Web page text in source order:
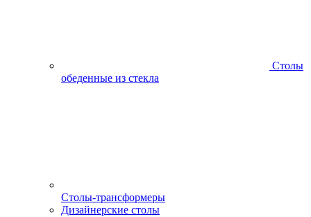
Столы
обеденные из стекла
Столы-трансформеры
Дизайнерские столы